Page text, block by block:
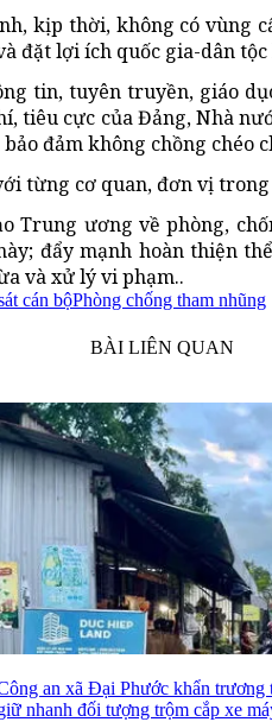
kịp thời, không có vùng
đặt lợi ích quốc gia-dân tộc
tin, tuyên truyền, giáo
tiêu cực của Đảng, Nhà
đảm không chồng chéo
từng cơ quan, đơn vị
Trung ương về phòng,
đẩy mạnh hoàn thiện
và xử lý vi phạm..
cán bộPhòng chống tham nhũng
BÀI LIÊN QUAN
an xã Đại Phước khẩn trương
nhanh đối tượng trộm cắp xe